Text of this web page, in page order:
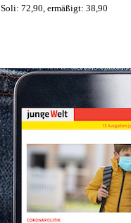
Soli: 72,90, ermäßigt: 38,90